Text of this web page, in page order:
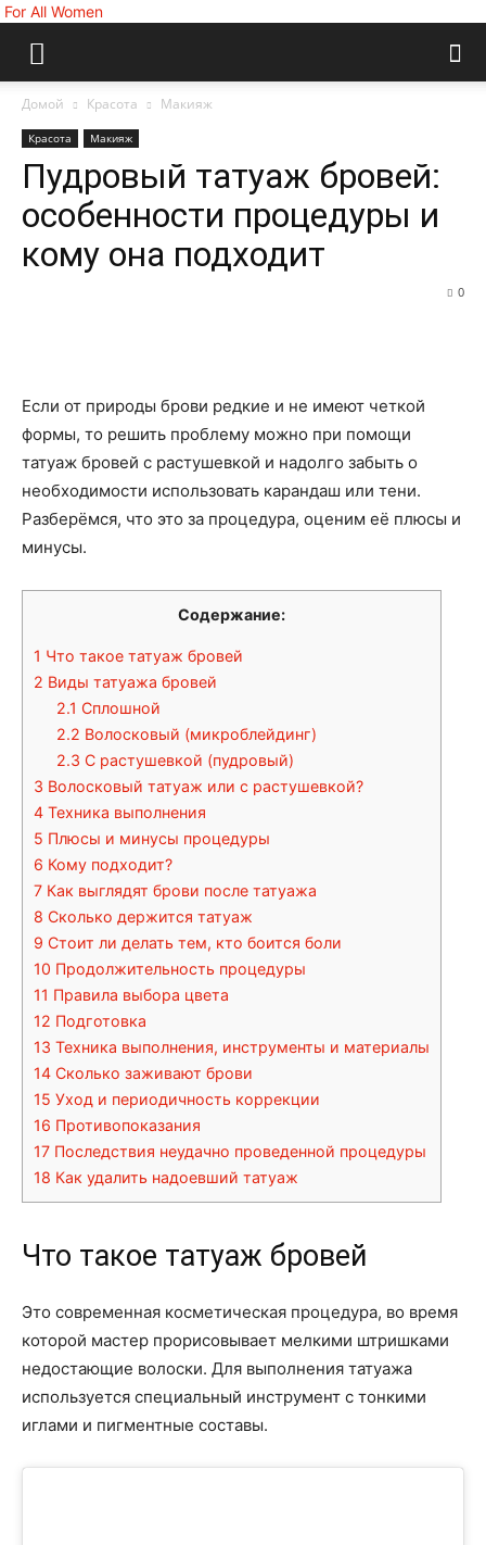
For All Women
Домой Красота Макияж
Красота Макияж
Пудровый татуаж бровей:
особенности процедуры и
кому она подходит
0
Если от природы брови редкие и не имеют четкой
формы, то решить проблему можно при помощи
татуаж бровей с растушевкой и надолго забыть о
необходимости использовать карандаш или тени.
Разберёмся, что это за процедура, оценим её плюсы и
минусы.
Содержание:
1 Что такое татуаж бровей
2 Виды татуажа бровей
2.1 Сплошной
2.2 Волосковый (микроблейдинг)
2.3 С растушевкой (пудровый)
3 Волосковый татуаж или с растушевкой?
4 Техника выполнения
5 Плюсы и минусы процедуры
6 Кому подходит?
7 Как выглядят брови после татуажа
8 Сколько держится татуаж
9 Стоит ли делать тем, кто боится боли
10 Продолжительность процедуры
11 Правила выбора цвета
12 Подготовка
13 Техника выполнения, инструменты и материалы
14 Сколько заживают брови
15 Уход и периодичность коррекции
16 Противопоказания
17 Последствия неудачно проведенной процедуры
18 Как удалить надоевший татуаж
Что такое татуаж бровей
Это современная косметическая процедура, во время
которой мастер прорисовывает мелкими штришками
недостающие волоски. Для выполнения татуажа
используется специальный инструмент с тонкими
иглами и пигментные составы.